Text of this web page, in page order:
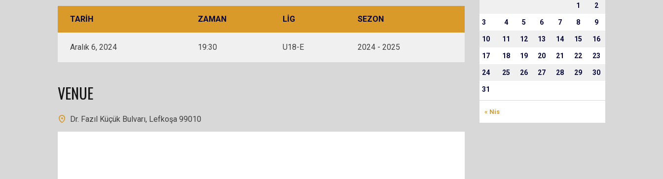
TARIH ZAMAN LIG SEZON
Aralık 6, 2024 19:30 U18-E 2024 - 2025
VENUE
Dr. Fazıl Küçük Bulvarı, Lefkoşa 99010
« Nis
1 2
3 4 5 6 7 8 9
10 11 12 13 14 15 16
17 18 19 20 21 22 23
24 25 26 27 28 29 30
31